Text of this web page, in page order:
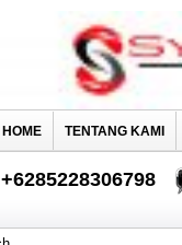
HOME TENTANG KAMI
+6285228306798